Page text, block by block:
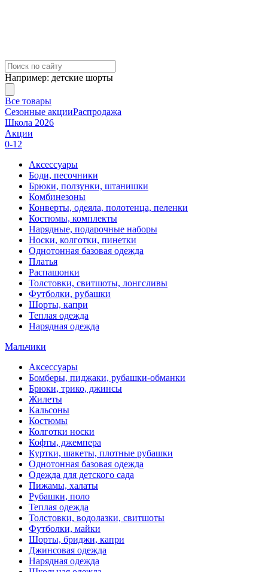
Например: детские шорты
Все товары
Сезонные акцииРаспродажа
Школа 2026
Акции
0-12
Аксессуары
Боди, песочники
Брюки, ползунки, штанишки
Комбинезоны
Конверты, одеяла, полотенца, пеленки
Костюмы, комплекты
Нарядные, подарочные наборы
Носки, колготки, пинетки
Однотонная базовая одежда
Платья
Распашонки
Толстовки, свитшоты, лонгсливы
Футболки, рубашки
Шорты, капри
Теплая одежда
Нарядная одежда
Мальчики
Аксессуары
Бомберы, пиджаки, рубашки-обманки
Брюки, трико, джинсы
Жилеты
Кальсоны
Костюмы
Колготки носки
Кофты, джемпера
Куртки, шакеты, плотные рубашки
Однотонная базовая одежда
Одежда для детского сада
Пижамы, халаты
Рубашки, поло
Теплая одежда
Толстовки, водолазки, свитшоты
Футболки, майки
Шорты, бриджи, капри
Джинсовая одежда
Нарядная одежда